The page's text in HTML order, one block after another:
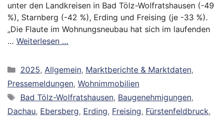
unter den Landkreisen in Bad Tölz-Wolfratshausen (-49
%), Starnberg (-42 %), Erding und Freising (je -33 %).
„Die Flaute im Wohnungsneubau hat sich im laufenden
… Weiterlesen …
Kategorien
2025, Allgemein, Marktberichte & Marktdaten,
Pressemeldungen, Wohnimmobilien
Schlagwörter
Bad Tölz-Wolfratshausen, Baugenehmigungen,
Dachau, Ebersberg, Erding, Freising, Fürstenfeldbruck,